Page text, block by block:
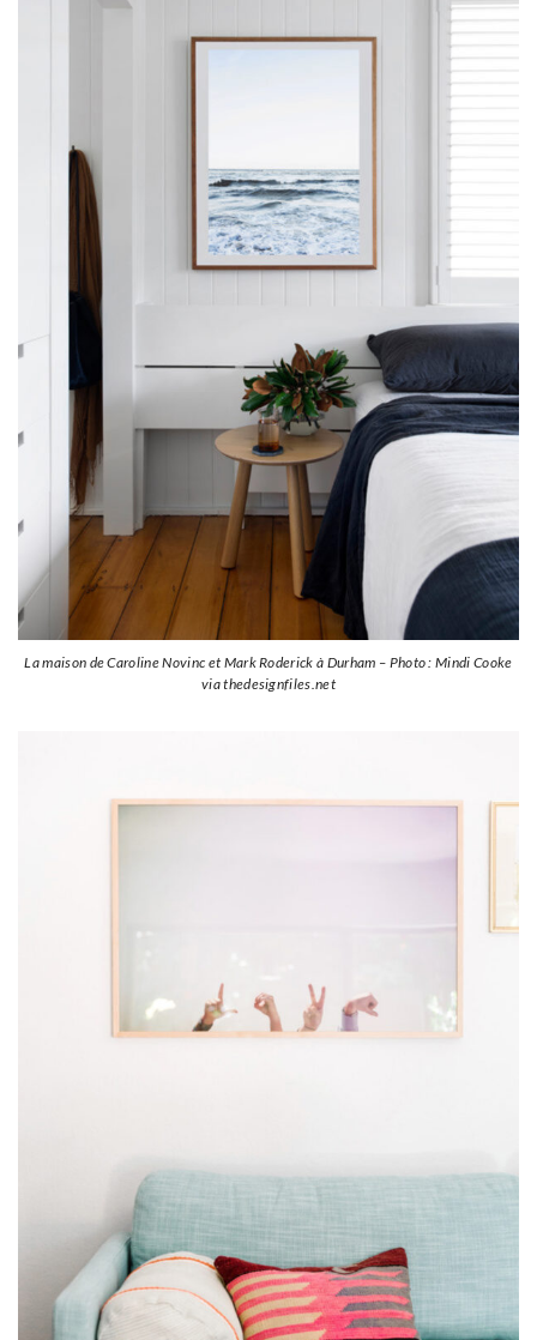
La maison de Caroline Novinc et Mark Roderick à Durham – Photo : Mindi Cooke
via thedesignfiles.net